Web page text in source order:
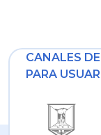
CANALES
PARA